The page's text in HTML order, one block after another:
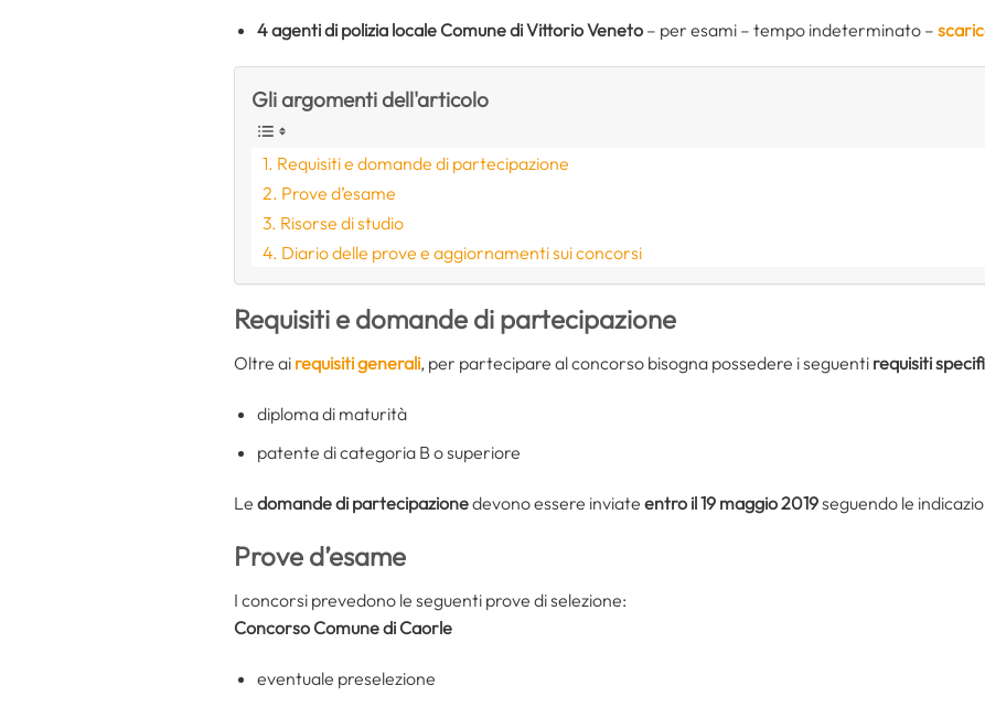
4 agenti di polizia locale Comune di Vittorio Veneto– per esami – tempo indeterminato –
Gli argomenti dell'articolo
Requisiti e domande di partecipazione
Prove d’esame
Risorse di studio
Diario delle prove e aggiornamenti sui concorsi
Requisiti e domande di partecipazione
Oltre ai requisiti generali, per partecipare al concorso bisogna possedere i seguenti requisiti
diploma di maturità
patente di categoria B o superiore
Le domande di partecipazionedevono essere inviate entro il 19 maggio 2019seguendo le
Prove d’esame
I concorsi prevedono le seguenti prove di selezione:
Concorso Comune di Caorle
eventuale preselezione